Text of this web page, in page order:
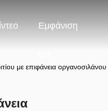
Εμφάνιση
με επιφάνεια